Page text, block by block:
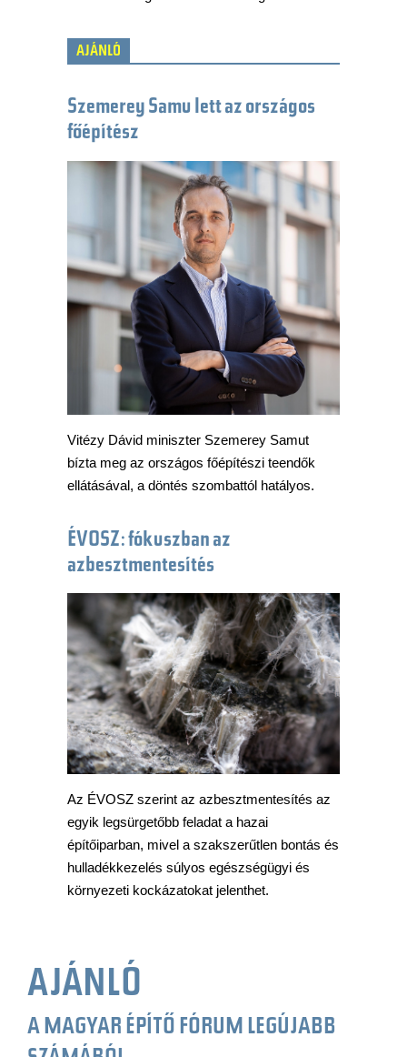
AJÁNLÓ
Szemerey Samu lett az országos
főépítész
Vitézy Dávid miniszter Szemerey Samut
bízta meg az országos főépítészi teendők
ellátásával, a döntés szombattól hatályos.
ÉVOSZ: fókuszban az
azbesztmentesítés
Az ÉVOSZ szerint az azbesztmentesítés az
egyik legsürgetőbb feladat a hazai
építőiparban, mivel a szakszerűtlen bontás és
hulladékkezelés súlyos egészségügyi és
környezeti kockázatokat jelenthet.
AJÁNLÓ
A MAGYAR ÉPÍTŐ FÓRUM LEGÚJABB